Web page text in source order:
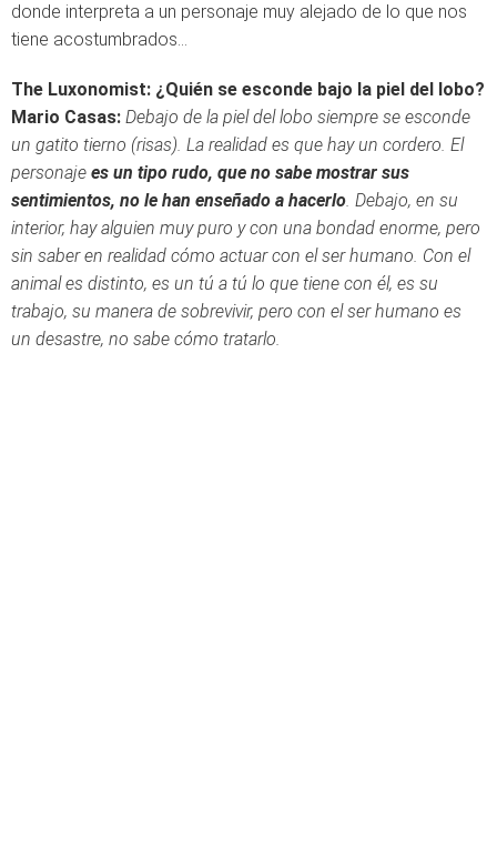
donde interpreta a un personaje muy alejado de lo que nos
tiene acostumbrados…
The Luxonomist: ¿Quién se esconde bajo la piel del lobo?
Mario Casas: Debajo de la piel del lobo siempre se esconde
un gatito tierno (risas). La realidad es que hay un cordero. El
personaje es un tipo rudo, que no sabe mostrar sus
sentimientos, no le han enseñado a hacerlo. Debajo, en su
interior, hay alguien muy puro y con una bondad enorme, pero
sin saber en realidad cómo actuar con el ser humano. Con el
animal es distinto, es un tú a tú lo que tiene con él, es su
trabajo, su manera de sobrevivir, pero con el ser humano es
un desastre, no sabe cómo tratarlo.